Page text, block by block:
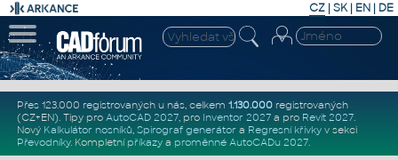
CZ | SK| EN | DE
Přes 123.000 registrovaných u nás, celkem 1.130.000registrovaných
(CZ+EN). Tipy pro AutoCAD 2027, pro Inventor 2027a pro Revit 2027.
Nový Kalkulátor nosníků, Spirograf generátor a Regresní křivkyv sekci
Převodníky. Kompletní příkazya proměnné AutoCADu 2027.